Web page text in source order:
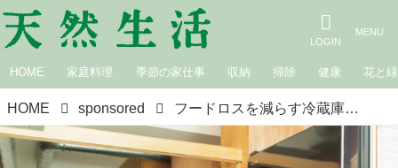
HOME 家庭料理 季節の家仕事 収納 掃除 健康 花と緑
HOME sponsored フードロスを減らす冷蔵庫整理術／本多さおりさん